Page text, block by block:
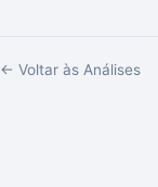
← Voltar às Análises